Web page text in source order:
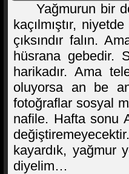
Yağmurun bir
kaçılmıştır,
çıksındır falın.
hüsrana gebedir.
harikadır. Ama
oluyorsa an be an
fotoğraflar sosyal
nafile. Hafta sonu
kayardık, yağmur
diyelim…